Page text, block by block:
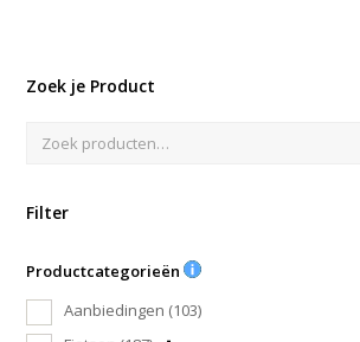
Zoek je Product
Filter
Productcategorieën
Aanbiedingen (103)